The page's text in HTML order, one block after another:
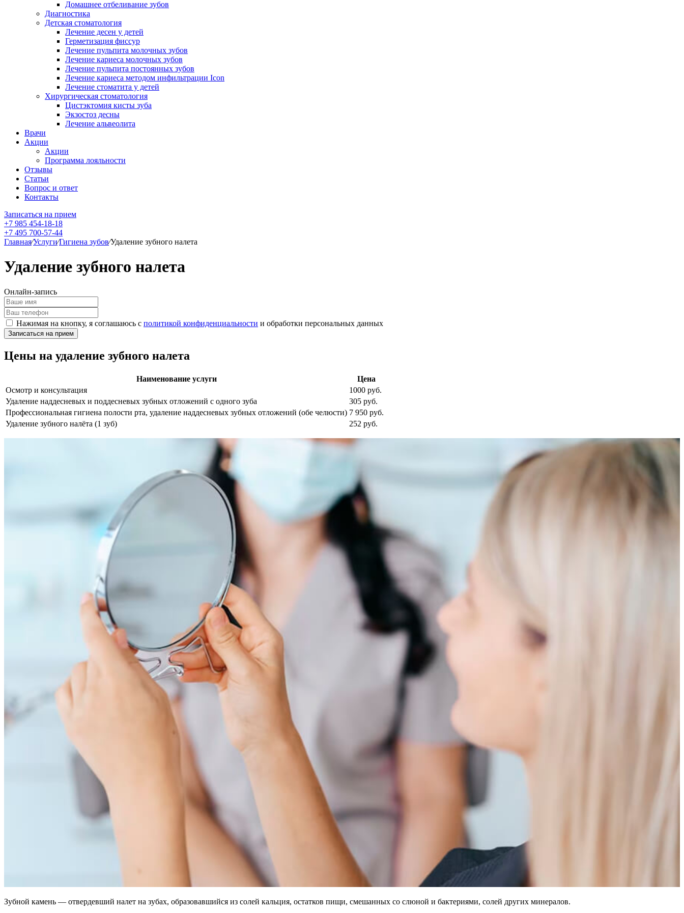
Домашнее отбеливание зубов
Диагностика
Детская стоматология
Лечение десен у детей
Герметизация фиссур
Лечение пульпита молочных зубов
Лечение кариеса молочных зубов
Лечение пульпита постоянных зубов
Лечение кариеса методом инфильтрации Icon
Лечение стоматита у детей
Хирургическая стоматология
Цистэктомия кисты зуба
Экзостоз десны
Лечение альвеолита
Врачи
Акции
Акции
Программа лояльности
Отзывы
Статьи
Вопрос и ответ
Контакты
Записаться на прием
+7 985 454-18-18
+7 495 700-57-44
Главная⁄Услуги⁄Гигиена зубов⁄Удаление зубного налета
Удаление зубного налета
Онлайн-запись
Нажимая на кнопку, я соглашаюсь с политикой конфиденциальности и обработки персональных данных
Цены на удаление зубного налета
Наименование услуги
Цена
Осмотр и консультация
1000 руб.
Удаление наддесневых и поддесневых зубных отложений с одного зуба
305 руб.
Профессиональная гигиена полости рта, удаление наддесневых зубных отложений (обе челюсти) 7 950 руб.
Удаление зубного налёта (1 зуб)
252 руб.
Зубной камень — отвердевший налет на зубах, образовавшийся из солей кальция, остатков пищи, смешанных со слюной и бактериями, солей других минералов.